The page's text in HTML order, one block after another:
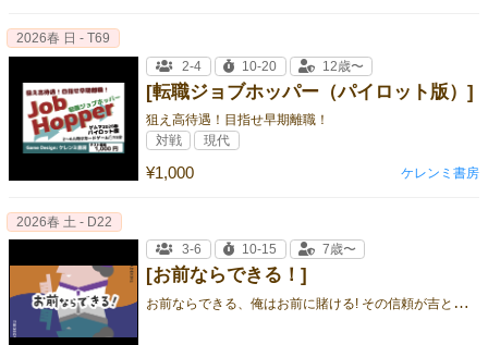
[転職ジョブホッパー（パイロット版）]
狙え高待遇！目指せ早期離職！
¥1,000
2026春 日 - T69
2-4
10-20 12歳〜
対戦 現代
ケレンミ書房
[お前ならできる！]
お
前ならできる、俺はお前に賭ける! その信頼が吉と出るか凶と出るか、 期待と緊張渦巻く運命の勝負が、今始まる、、！ ⭐︎パーティ
2026春 土 - D22
3-6
10-15 7歳〜